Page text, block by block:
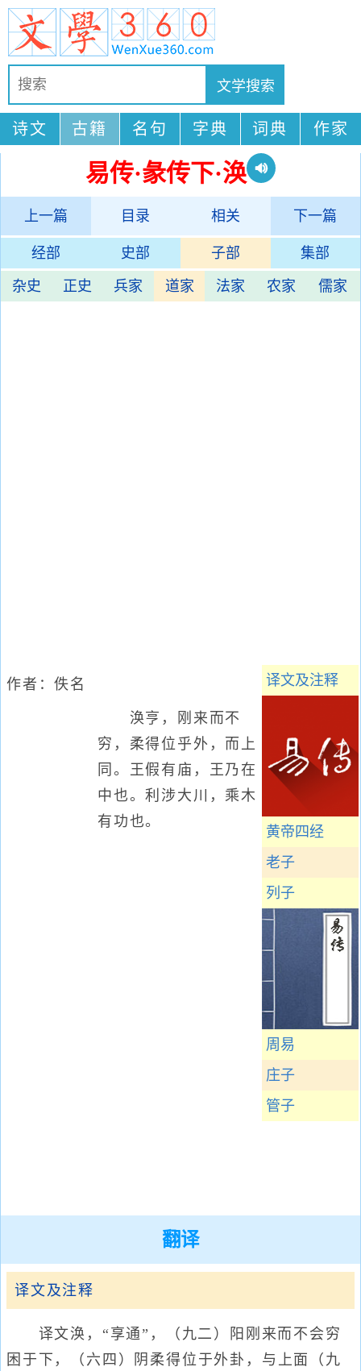
诗文 古籍 名句 字典 词典 作家
易传·彖传下·涣
上一篇 目录 相关 下一篇
经部 史部 子部 集部
杂史 正史 兵家 道家 法家 农家 儒家
译文及注释
黄帝四经
老子
列子
周易
庄子
管子
作者：佚名
涣亨，刚来而不
穷，柔得位乎外，而上
同。王假有庙，王乃在
中也。利涉大川，乘木
有功也。
翻译
译文及注释
译文涣，“享通”，（九二）阳刚来而不会穷
困于下，（六四）阴柔得位于外卦，与上面（九